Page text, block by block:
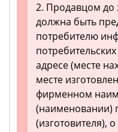
2. Продавцом до
должна быть
потребителю
адресе (месте
месте
фирменном
(наименовании)
(изготовителя),